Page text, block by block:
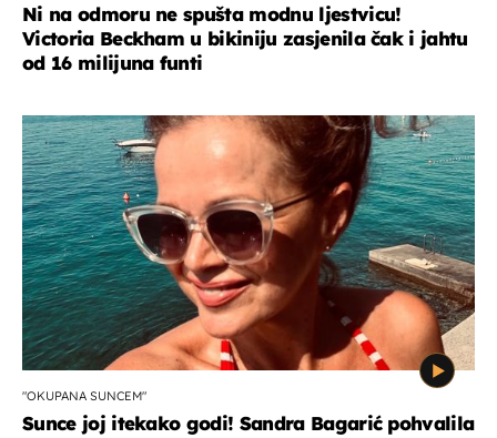
Ni na odmoru ne spušta modnu ljestvicu!
Victoria Beckham u bikiniju zasjenila čak i jahtu
od 16 milijuna funti
"OKUPANA SUNCEM"
Sunce joj itekako godi! Sandra Bagarić pohvalila